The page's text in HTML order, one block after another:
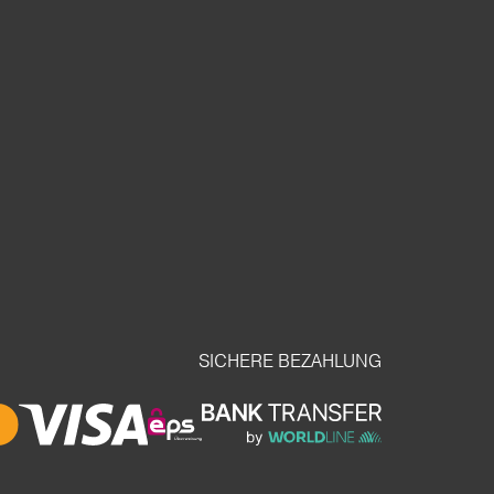
SICHERE BEZAHLUNG